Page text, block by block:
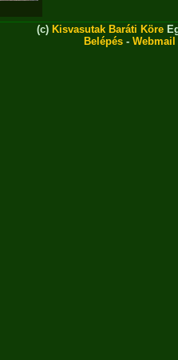
(c) Kisvasutak Baráti Köre
Belépés -Webmail